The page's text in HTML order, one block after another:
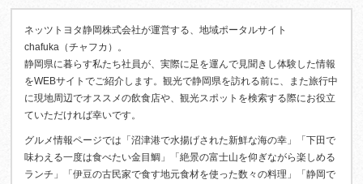
ネッツトヨタ静岡株式会社が運営する、地域ポータルサイト
chafuka（チャフカ）。
静岡県に暮らす私たち社員が、実際に足を運んで見聞きし体験した情報
をWEBサイトでご紹介します。観光で静岡県を訪れる前に、また旅行中
に現地周辺でオススメの飲食店や、観光スポットを検索する際にお役立
ていただければ幸いです。
グルメ情報ページでは「沼津港で水揚げされた新鮮な海の幸」「下田で
味わえる一度は食べたい金目鯛」「絶景の富士山を仰ぎながら楽しめる
ランチ」「伊豆の古民家で食す地元食材を使った数々の料理」「静岡で